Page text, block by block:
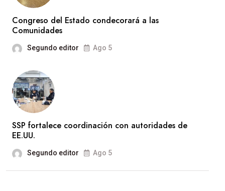
Congreso del Estado condecorará a las
Comunidades
Segundo editor Ago 5
SSP fortalece coordinación con autoridades de
EE.UU.
Segundo editor Ago 5